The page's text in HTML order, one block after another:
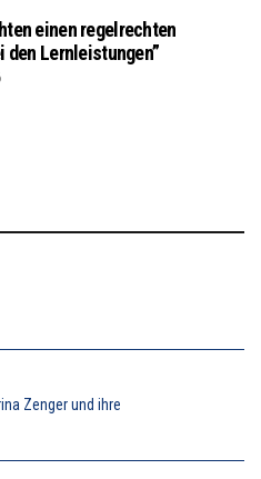
einen regelrechten
den Lernleistungen”
Zenger und ihre